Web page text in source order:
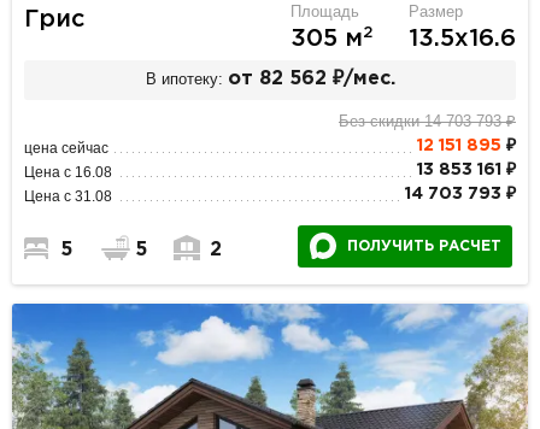
Грис Площадь
305 м2
Размер
13.5х16.6
В ипотеку: от 82 562 ₽/мес.
Без скидки 14 703 793 ₽
цена сейчас 12 151 895 ₽
Цена с 16.08 13 853 161 ₽
Цена с 31.08 14 703 793 ₽
5 5 2 ПОЛУЧИТЬ РАСЧЕТ